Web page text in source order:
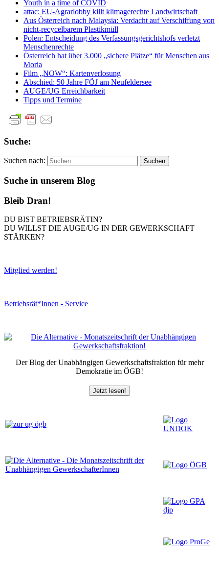
Youth in a time of COVID
attac: EU-Agrarlobby killt klimagerechte Landwirtschaft
Aus Österreich nach Malaysia: Verdacht auf Verschiffung von
nicht-recycelbarem Plastikmüll
Polen: Entscheidung des Verfassungsgerichtshofs verletzt
Menschenrechte
Österreich hat über 3.000 „sichere Plätze“ für Menschen aus
Moria
Film „NOW“: Kartenverlosung
Abschied: 50 Jahre FÖJ am Neufeldersee
AUGE/UG Erreichbarkeit
Tipps und Termine
Suche:
Suchen nach:
Suche in unserem Blog
Bleib Dran!
DU BIST BETRIEBSRÄTIN?
DU WILLST DIE AUGE/UG IN DER GEWERKSCHAFT
STÄRKEN?
Mitglied werden!
Betriebsrät*Innen - Service
Der Blog der Unabhängigen Gewerkschaftsfraktion für mehr
Demokratie im ÖGB!
Jetzt lesen!